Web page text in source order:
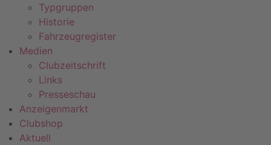
Typgruppen
Historie
Fahrzeugregister
Medien
Clubzeitschrift
Links
Presseschau
Anzeigenmarkt
Clubshop
Aktuell